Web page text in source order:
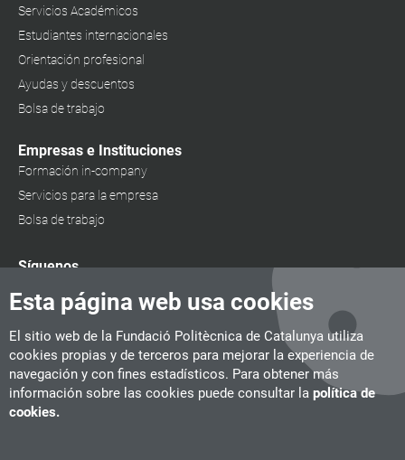
Esta página web usa cookies
El sitio web de la Fundació Politècnica de Catalunya utiliza
cookies propias y de terceros para mejorar la experiencia de
navegación y con fines estadísticos. Para obtener más
información sobre las cookies puede consultar la política de
cookies.
Servicios Académicos
Estudiantes internacionales
Orientación profesional
Ayudas y descuentos
Bolsa de trabajo
Empresas e Instituciones
Formación in-company
Servicios para la empresa
Bolsa de trabajo
Síguenos